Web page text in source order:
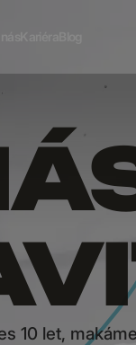
10 let,